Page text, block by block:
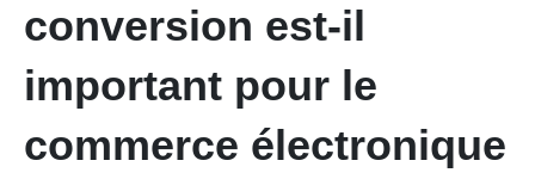
conversion est-il
important pour le
commerce électronique